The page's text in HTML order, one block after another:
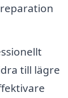
till lägre